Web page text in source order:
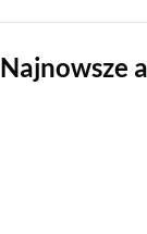
Najnowsze